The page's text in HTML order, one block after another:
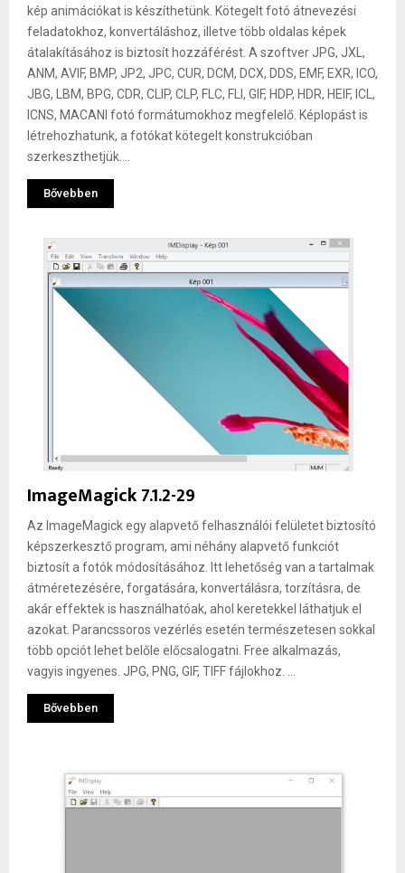
kép animációkat is készíthetünk. Kötegelt fotó átnevezési
feladatokhoz, konvertáláshoz, illetve több oldalas képek
átalakításához is biztosít hozzáférést. A szoftver JPG, JXL,
ANM, AVIF, BMP, JP2, JPC, CUR, DCM, DCX, DDS, EMF, EXR, ICO,
JBG, LBM, BPG, CDR, CLIP, CLP, FLC, FLI, GIF, HDP, HDR, HEIF, ICL,
ICNS, MACANI fotó formátumokhoz megfelelő. Képlopást is
létrehozhatunk, a fotókat kötegelt konstrukcióban
szerkeszthetjük....
Bővebben
ImageMagick 7.1.2-29
Az ImageMagick egy alapvető felhasználói felületet biztosító
képszerkesztő program, ami néhány alapvető funkciót
biztosít a fotók módosításához. Itt lehetőség van a tartalmak
átméretezésére, forgatására, konvertálásra, torzításra, de
akár effektek is használhatóak, ahol keretekkel láthatjuk el
azokat. Parancssoros vezérlés esetén természetesen sokkal
több opciót lehet belőle előcsalogatni. Free alkalmazás,
vagyis ingyenes. JPG, PNG, GIF, TIFF fájlokhoz. ...
Bővebben